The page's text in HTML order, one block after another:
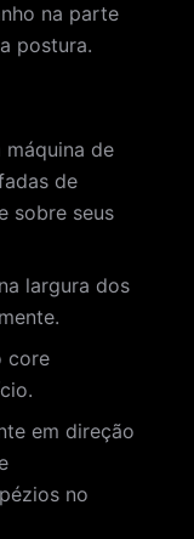
na parte
postura.
de
de
sobre seus
largura dos
core
em direção
no